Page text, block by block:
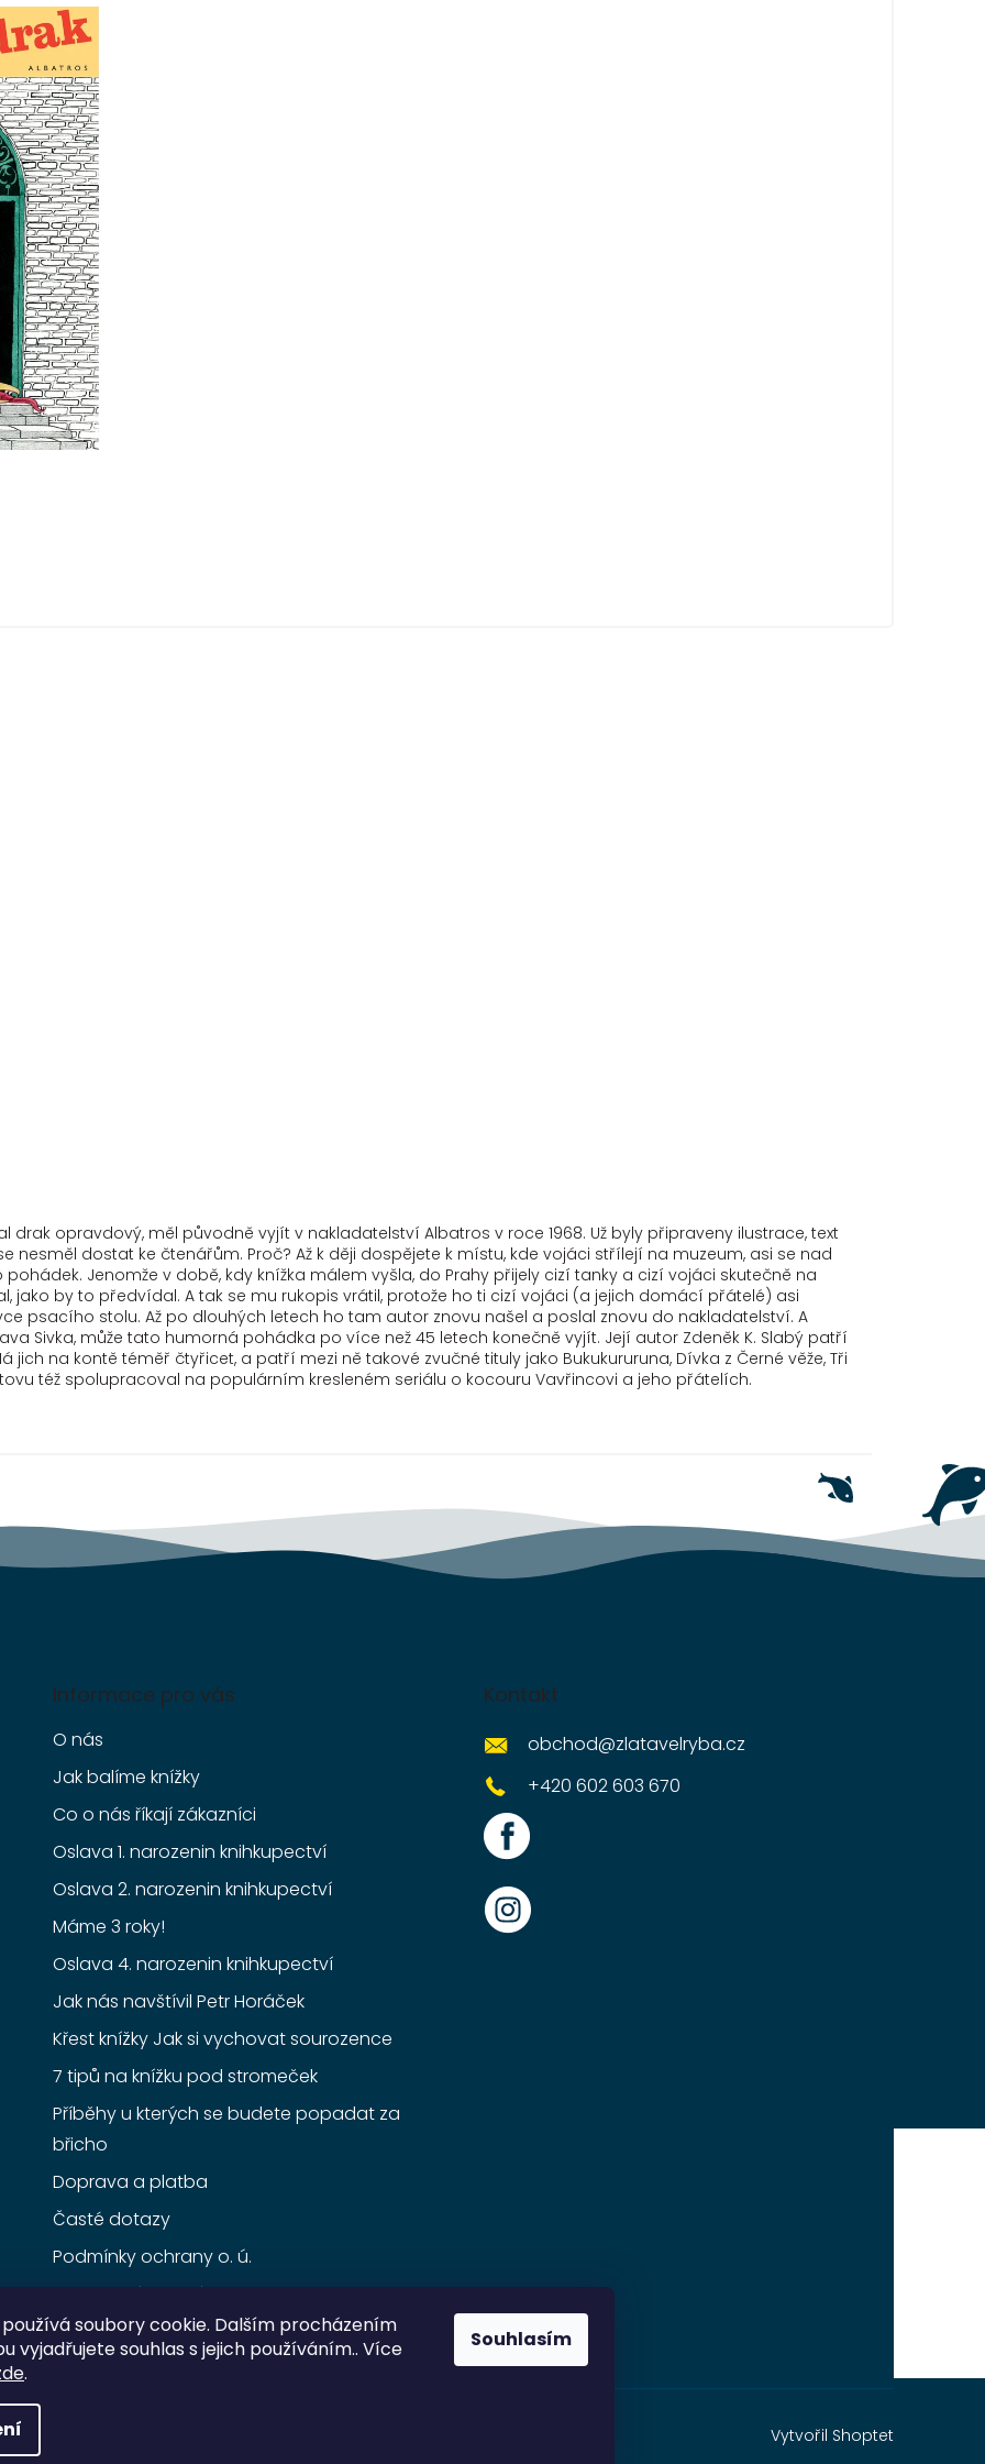
soubory cookie. Dalším procházením
vyjadřujete souhlas s jejich používáním.. Více
.
Souhlasím
drak opravdový, měl původně vyjít v nakladatelství Albatros v roce 1968. Už byly připraveny ilustrace, text
nesměl dostat ke čtenářům. Proč? Až k ději dospějete k místu, kde vojáci střílejí na muzeum, asi se nad
Jenomže v době, kdy knížka málem vyšla, do Prahy přijely cizí tanky a cizí vojáci skutečně na
jako by to předvídal. A tak se mu rukopis vrátil, protože ho ti cizí vojáci (a jejich domácí přátelé) asi
psacího stolu. Až po dlouhých letech ho tam autor znovu našel a poslal znovu do nakladatelství. A
Sivka, může tato humorná pohádka po více než 45 letech konečně vyjít. Její autor Zdeněk K. Slabý patří
na kontě téměř čtyřicet, a patří mezi ně takové zvučné tituly jako Bukukururuna, Dívka z Černé věže, Tři
též spolupracoval na populárním kresleném seriálu o kocouru Vavřincovi a jeho přátelích.
Informace pro vás
O nás
Jak balíme knížky
Co o nás říkají zákazníci
Oslava 1. narozenin knihkupectví
Oslava 2. narozenin knihkupectví
Máme 3 roky!
Oslava 4. narozenin knihkupectví
Jak nás navštívil Petr Horáček
Křest knížky Jak si vychovat sourozence
7 tipů na knížku pod stromeček
Příběhy u kterých se budete popadat za
břicho
Doprava a platba
Časté dotazy
Podmínky ochrany o. ú.
Obchodní podmínky
Kontakt
obchod@zlatavelryba.cz
+420 602 603 670
Vytvořil Shoptet